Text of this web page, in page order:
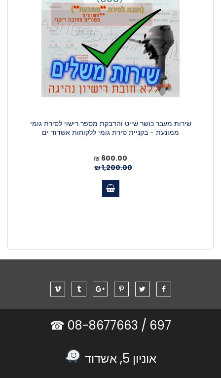
שירות מעבר כושר שייט והדבקת מספר רישוי לסירת גומי
ממונעת - בקניית סירת גומי ללקוחות אשדוד ים
מחיר
מיוחד
600.00 ₪
1,200.00 ₪
697 /
אוניון 5, אשדוד